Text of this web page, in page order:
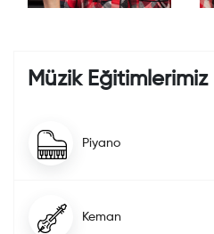
Müzik Eğitimlerimiz
Piyano
Keman